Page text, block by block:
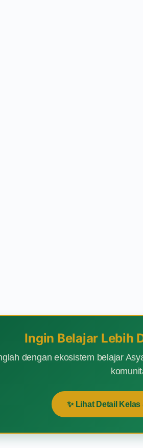
Ingin Belajar Lebih
dengan ekosistem belajar
✨ Lihat Detail